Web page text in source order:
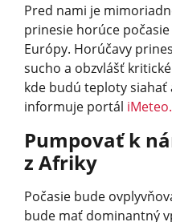
Pred nami je
prinesie horúce
Európy. Horúčavy
sucho a obzvlášť
kde budú teploty siahať
informuje portál
Pumpovať k
z Afriky
Počasie bude
bude mať dominantný